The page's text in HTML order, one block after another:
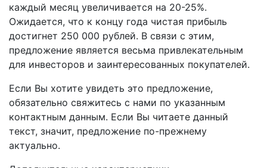
каждый месяц увеличивается на 20-25%.
Ожидается, что к концу года чистая прибыль
достигнет 250 000 рублей. В связи с этим,
предложение является весьма привлекательным
для инвесторов и заинтересованных покупателей.
Если Вы хотите увидеть это предложение,
обязательно свяжитесь с нами по указанным
контактным данным. Если Вы читаете данный
текст, значит, предложение по-прежнему
актуально.